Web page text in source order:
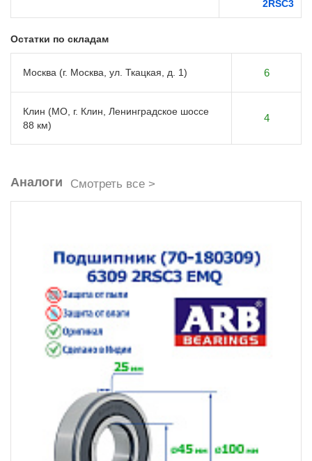
2RSС3
Остатки по складам
Москва (г. Москва, ул. Ткацкая, д. 1) 6
Клин (МО, г. Клин, Ленинградское шоссе
88 км)
4
Аналоги Смотреть все >